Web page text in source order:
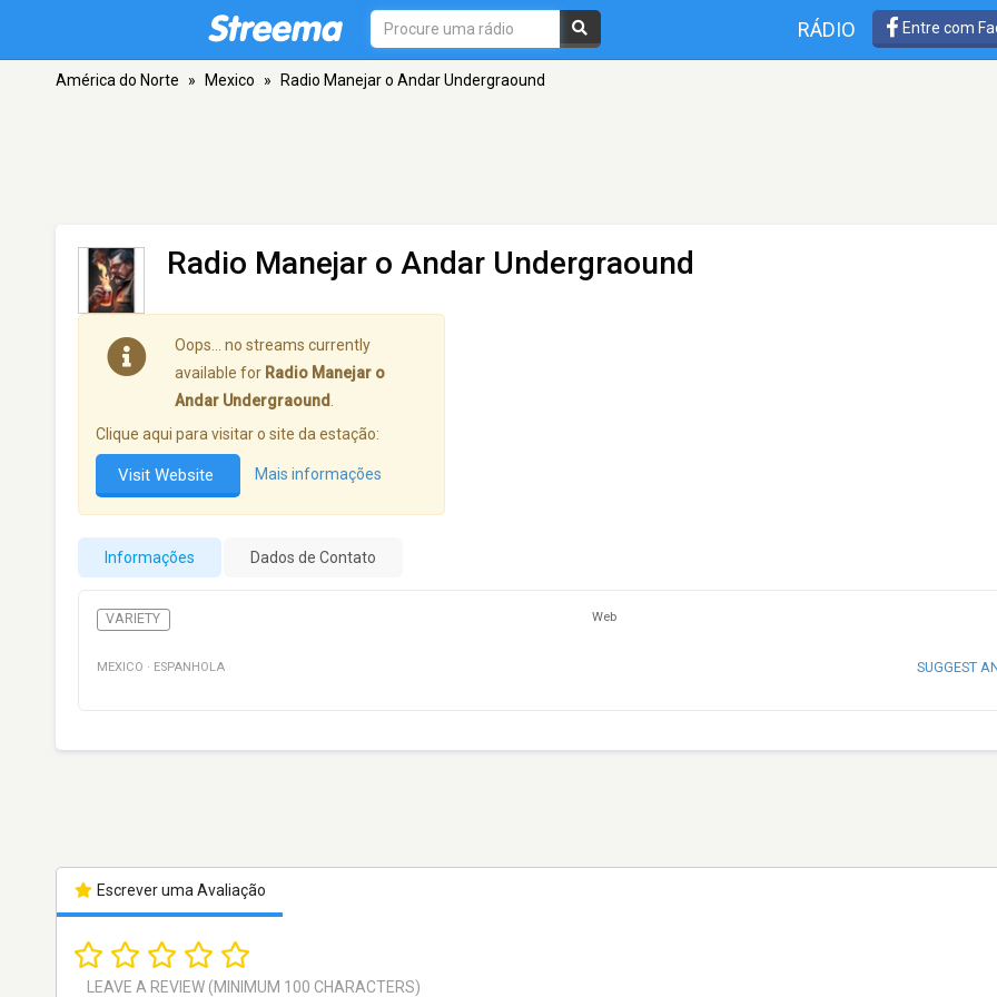
RÁDIO Entre com
América do Norte » Mexico » Radio Manejar o Andar Undergraound
Radio Manejar o Andar Undergraound
Oops… no streams currently
available for Radio Manejar o
Andar Undergraound
Clique aqui para visitar o site da estação:
Visit Website Mais informações
Informações Dados de Contato
VARIETY Web
MEXICO · ESPANHOLA SUGGEST
Escrever uma Avaliação